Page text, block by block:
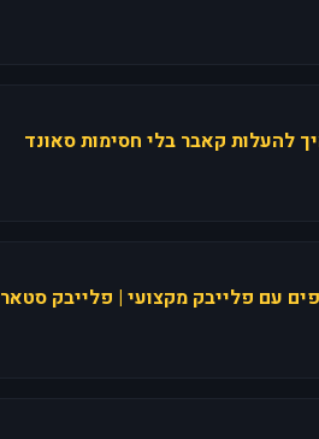
להעלות קאבר בלי חסימות סאונד
עם פלייבק מקצועי | פלייבק סטאר